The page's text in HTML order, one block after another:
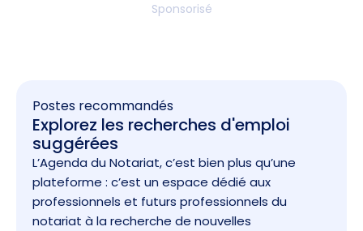
Sponsorisé
Postes recommandés
Explorez les recherches d'emploi
suggérées
L’Agenda du Notariat, c’est bien plus qu’une
plateforme : c’est un espace dédié aux
professionnels et futurs professionnels du
notariat à la recherche de nouvelles